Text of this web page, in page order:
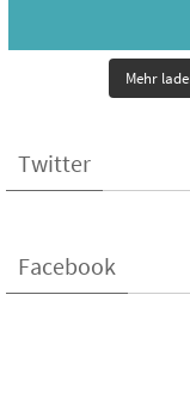
Mehr
Twitter
Facebook